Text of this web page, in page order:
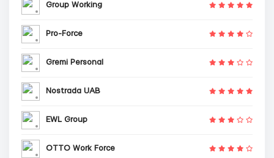
Group Working
Pro-Force
Gremi Personal
Nostrada UAB
EWL Group
OTTO Work Force